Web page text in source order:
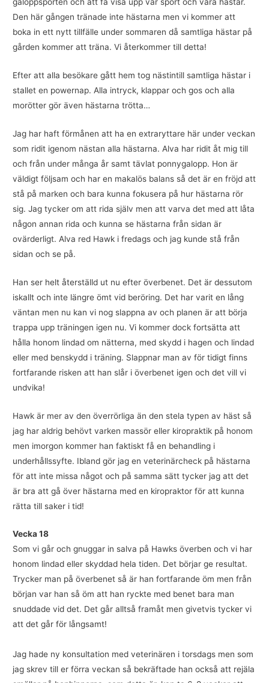
Den här gången tränade inte hästarna men vi kommer att
boka in ett nytt tillfälle under sommaren då samtliga hästar på
gården kommer att träna. Vi återkommer till detta!
Efter att alla besökare gått hem tog nästintill samtliga hästar i
stallet en powernap. Alla intryck, klappar och gos och alla
morötter gör även hästarna trötta…
Jag har haft förmånen att ha en extraryttare här under veckan
som ridit igenom nästan alla hästarna. Alva har ridit åt mig till
och från under många år samt tävlat ponnygalopp. Hon är
väldigt följsam och har en makalös balans så det är en fröjd att
stå på marken och bara kunna fokusera på hur hästarna rör
sig. Jag tycker om att rida själv men att varva det med att låta
någon annan rida och kunna se hästarna från sidan är
ovärderligt. Alva red Hawk i fredags och jag kunde stå från
sidan och se på.
Han ser helt återställd ut nu efter överbenet. Det är dessutom
iskallt och inte längre ömt vid beröring. Det har varit en lång
väntan men nu kan vi nog slappna av och planen är att börja
trappa upp träningen igen nu. Vi kommer dock fortsätta att
hålla honom lindad om nätterna, med skydd i hagen och lindad
eller med benskydd i träning. Slappnar man av för tidigt finns
fortfarande risken att han slår i överbenet igen och det vill vi
undvika!
Hawk är mer av den överrörliga än den stela typen av häst så
jag har aldrig behövt varken massör eller kiropraktik på honom
men imorgon kommer han faktiskt få en behandling i
underhållssyfte. Ibland gör jag en veterinärcheck på hästarna
för att inte missa något och på samma sätt tycker jag att det
är bra att gå över hästarna med en kiropraktor för att kunna
rätta till saker i tid!
Vecka 18
Som vi går och gnuggar in salva på Hawks överben och vi har
honom lindad eller skyddad hela tiden. Det börjar ge resultat.
Trycker man på överbenet så är han fortfarande öm men från
början var han så öm att han ryckte med benet bara man
snuddade vid det. Det går alltså framåt men givetvis tycker vi
att det går för långsamt!
Jag hade ny konsultation med veterinären i torsdags men som
jag skrev till er förra veckan så bekräftade han också att rejäla